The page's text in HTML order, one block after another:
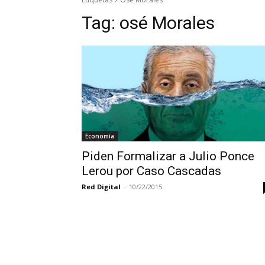
Tag: osé Morales
Economía
Piden Formalizar a Julio Ponce
Lerou por Caso Cascadas
Red Digital - 10/22/2015